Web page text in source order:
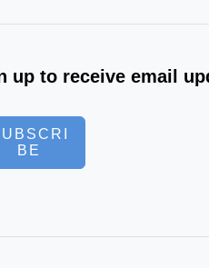
up to receive email
BE